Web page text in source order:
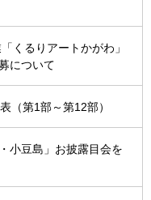
くるりアートかがわ」
について
（第1部～第12部）
小豆島」お披露目会を